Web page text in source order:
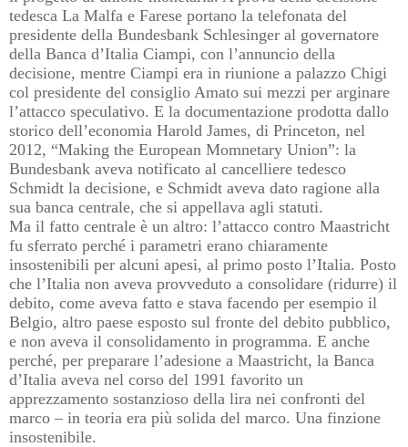
tedesca La Malfa e Farese portano la telefonata del
presidente della Bundesbank Schlesinger al governatore
della Banca d’Italia Ciampi, con l’annuncio della
decisione, mentre Ciampi era in riunione a palazzo Chigi
col presidente del consiglio Amato sui mezzi per arginare
l’attacco speculativo. E la documentazione prodotta dallo
storico dell’economia Harold James, di Princeton, nel
2012, “Making the European Momnetary Union”: la
Bundesbank aveva notificato al cancelliere tedesco
Schmidt la decisione, e Schmidt aveva dato ragione alla
sua banca centrale, che si appellava agli statuti.
Ma il fatto centrale è un altro: l’attacco contro Maastricht
fu sferrato perché i parametri erano chiaramente
insostenibili per alcuni apesi, al primo posto l’Italia. Posto
che l’Italia non aveva provveduto a consolidare (ridurre) il
debito, come aveva fatto e stava facendo per esempio il
Belgio, altro paese esposto sul fronte del debito pubblico,
e non aveva il consolidamento in programma. E anche
perché, per preparare l’adesione a Maastricht, la Banca
d’Italia aveva nel corso del 1991 favorito un
apprezzamento sostanzioso della lira nei confronti del
marco – in teoria era più solida del marco. Una finzione
insostenibile.